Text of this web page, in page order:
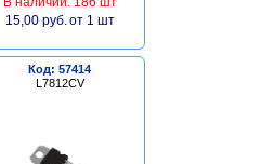
15,00 руб. от 1 шт
Код: 57414
L7812CV